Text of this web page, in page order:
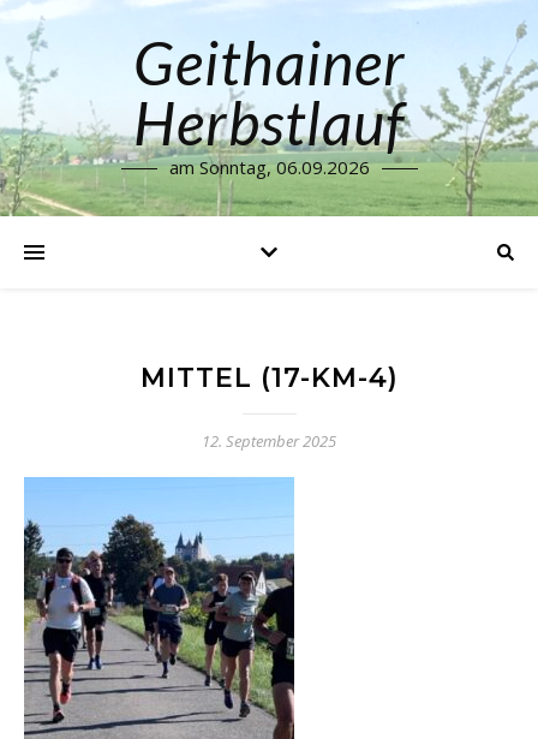
Geithainer
Herbstlauf
am Sonntag, 06.09.2026
MITTEL (17-KM-4)
12. September 2025